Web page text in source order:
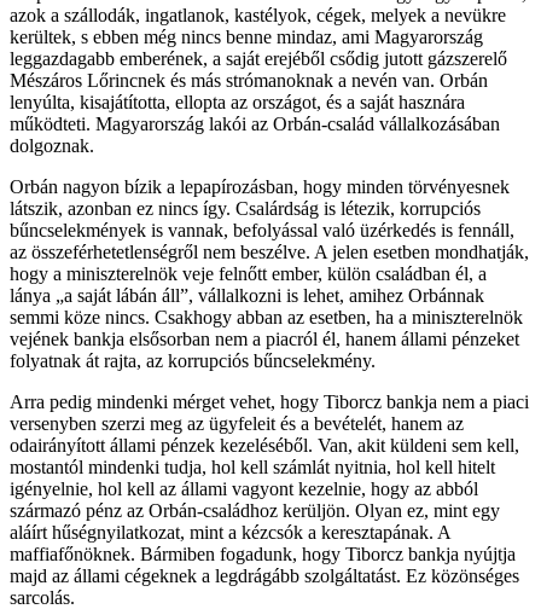
azok a szállodák, ingatlanok, kastélyok, cégek, melyek a nevükre
kerültek, s ebben még nincs benne mindaz, ami Magyarország
leggazdagabb emberének, a saját erejéből csődig jutott gázszerelő
Mészáros Lőrincnek és más strómanoknak a nevén van. Orbán
lenyúlta, kisajátította, ellopta az országot, és a saját hasznára
működteti. Magyarország lakói az Orbán-család vállalkozásában
dolgoznak.
Orbán nagyon bízik a lepapírozásban, hogy minden törvényesnek
látszik, azonban ez nincs így. Csalárdság is létezik, korrupciós
bűncselekmények is vannak, befolyással való üzérkedés is fennáll,
az összeférhetetlenségről nem beszélve. A jelen esetben mondhatják,
hogy a miniszterelnök veje felnőtt ember, külön családban él, a
lánya „a saját lábán áll”, vállalkozni is lehet, amihez Orbánnak
semmi köze nincs. Csakhogy abban az esetben, ha a miniszterelnök
vejének bankja elsősorban nem a piacról él, hanem állami pénzeket
folyatnak át rajta, az korrupciós bűncselekmény.
Arra pedig mindenki mérget vehet, hogy Tiborcz bankja nem a piaci
versenyben szerzi meg az ügyfeleit és a bevételét, hanem az
odairányított állami pénzek kezeléséből. Van, akit küldeni sem kell,
mostantól mindenki tudja, hol kell számlát nyitnia, hol kell hitelt
igényelnie, hol kell az állami vagyont kezelnie, hogy az abból
származó pénz az Orbán-családhoz kerüljön. Olyan ez, mint egy
aláírt hűségnyilatkozat, mint a kézcsók a keresztapának. A
maffiafőnöknek. Bármiben fogadunk, hogy Tiborcz bankja nyújtja
majd az állami cégeknek a legdrágább szolgáltatást. Ez közönséges
sarcolás.